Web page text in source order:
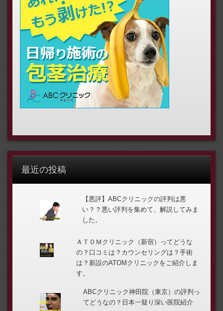
最近の投稿
【悪評】ABCクリニックの評判は悪
い？？悪い評判を集めて、解説してみま
した。
ＡＴＯＭクリニック（新宿）ってどうな
の？口コミは？カウンセリングは？手術
は？新設のATOMクリニックをご紹介しま
す。
ABCクリニック神田院（東京）の評判っ
てどうなの？日本一疑り深い医院紹介